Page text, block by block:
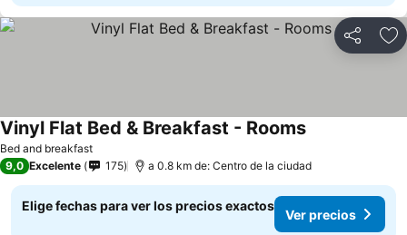
Compartir
Bed and breakfast
Vinyl Flat Bed & Breakfast - RoomsVer precios
9,0 Excelente 175 a 0.8 km de: Centro de la ciudad
Elige fechas para ver los precios exactos
Ver precios